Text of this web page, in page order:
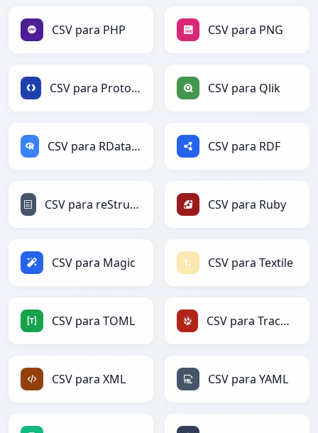
CSV para PHP CSV para PNG
CSV para Protobuf CSV para Qlik
CSV para RDataFrame CSV para RDF
CSV para reStructuredText CSV para Ruby
CSV para Magic CSV para Textile
CSV para TOML CSV para TracWiki
CSV para XML CSV para YAML